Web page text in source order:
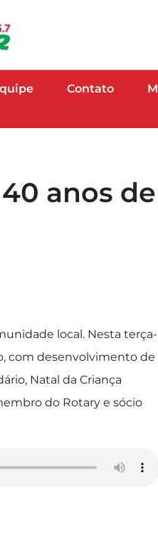
Contato
anos de
local. Nesta terça-
com desenvolvimento de
Natal da Criança
do Rotary e sócio